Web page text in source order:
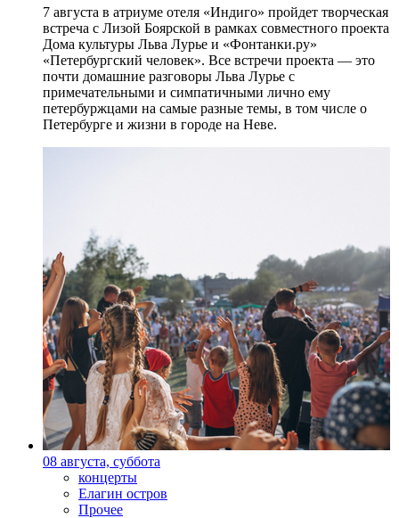
7 августа в атриуме отеля «Индиго» пройдет творческая
встреча с Лизой Боярской в рамках совместного проекта
Дома культуры Льва Лурье и «Фонтанки.ру»
«Петербургский человек». Все встречи проекта — это
почти домашние разговоры Льва Лурье с
примечательными и симпатичными лично ему
петербуржцами на самые разные темы, в том числе о
Петербурге и жизни в городе на Неве.
08 августа, суббота
концерты
Елагин остров
Прочее